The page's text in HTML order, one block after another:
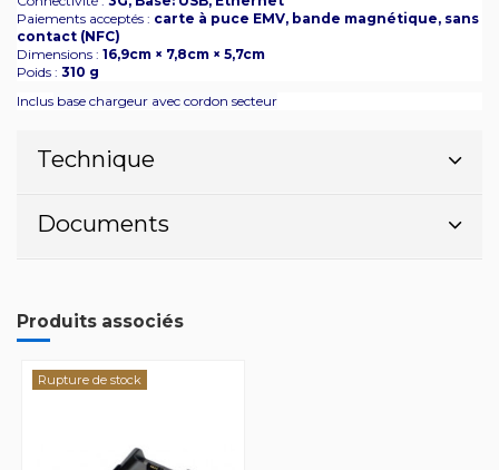
Paiements acceptés : carte à puce EMV, bande magnétique, sans
contact (NFC)
Dimensions : 16,9cm × 7,8cm × 5,7cm
Poids : 310 g
Inclus base chargeur avec cordon secteur
Technique
Documents
Produits associés
Rupture de stock